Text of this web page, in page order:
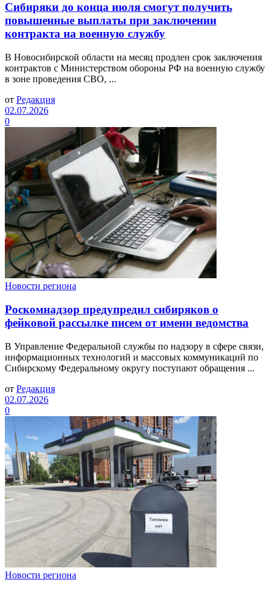
Сибиряки до конца июля смогут получить
повышенные выплаты при заключении
контракта на военную службу
В Новосибирской области на месяц продлен срок заключения
контрактов с Министерством обороны РФ на военную службу
в зоне проведения СВО, ...
от Редакция
02.07.2026
0
Новости региона
Роскомнадзор предупредил сибиряков о
фейковой рассылке писем от имени ведомства
В Управление Федеральной службы по надзору в сфере связи,
информационных технологий и массовых коммуникаций по
Сибирскому Федеральному округу поступают обращения ...
от Редакция
02.07.2026
0
Новости региона